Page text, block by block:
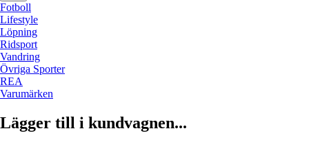
Fotboll
Lifestyle
Löpning
Ridsport
Vandring
Övriga Sporter
REA
Varumärken
Lägger till i kundvagnen...